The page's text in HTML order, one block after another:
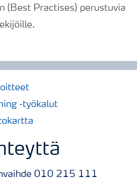
(Best Practises) perustuvia
-työkalut
010 215 111